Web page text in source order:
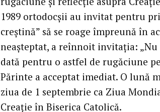
1989 ortodocșii au invitat pentru
creștină” să se roage împreună în
neașteptat, a reînnoit invitația: „Nu
dată pentru o astfel de rugăciune
Părinte a acceptat imediat. O lună
ziua de 1 septembrie ca Ziua
Creație în Biserica Catolică.